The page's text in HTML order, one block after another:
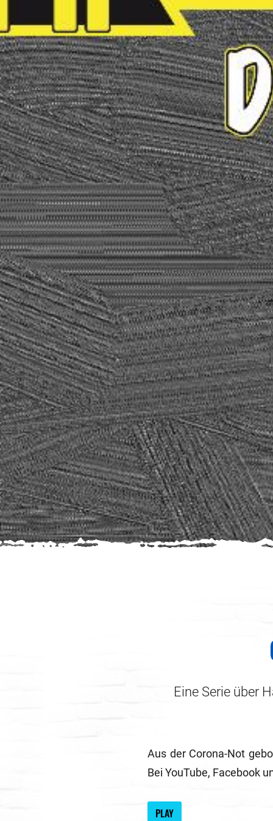
Eine Serie über
Aus der Corona-Not
Bei YouTube, Facebook
PLAY